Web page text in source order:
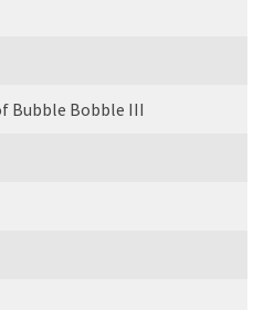
Bubble Bobble III